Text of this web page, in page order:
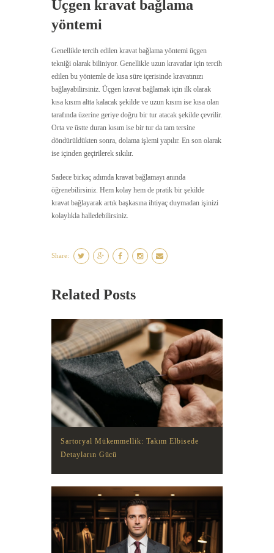
Üçgen kravat bağlama
yöntemi
Genellikle tercih edilen kravat bağlama yöntemi üçgen
tekniği olarak biliniyor. Genellikle uzun kravatlar için tercih
edilen bu yöntemle de kısa süre içerisinde kravatınızı
bağlayabilirsiniz. Üçgen kravat bağlamak için ilk olarak
kısa kısım altta kalacak şekilde ve uzun kısım ise kısa olan
tarafında üzerine geriye doğru bir tur atacak şekilde çevrilir.
Orta ve üstte duran kısım ise bir tur da tam tersine
döndürüldükten sonra, dolama işlemi yapılır. En son olarak
ise içinden geçirilerek sıkılır.
Sadece birkaç adımda kravat bağlamayı anında
öğrenebilirsiniz. Hem kolay hem de pratik bir şekilde
kravat bağlayarak artık başkasına ihtiyaç duymadan işinizi
kolaylıkla halledebilirsiniz.
Share:
Related Posts
Sartoryal Mükemmellik: Takım Elbisede
Detayların Gücü